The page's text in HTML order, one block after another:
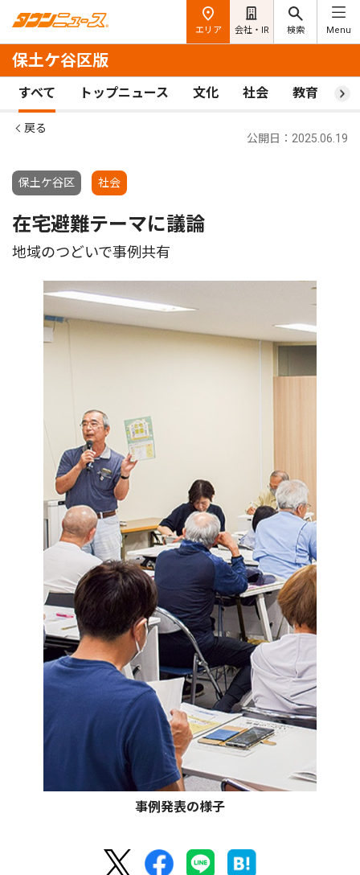
エリア 会社・IR 検索 Menu
保土ケ谷区版
すべて トップニュース 文化 社会 教育 ス
戻る
保土ケ谷区 社会
公開日：2025.06.19
在宅避難テーマに議論
地域のつどいで事例共有
事例発表の様子